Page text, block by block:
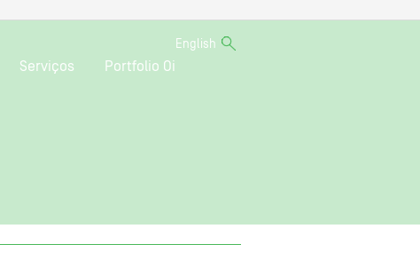
English
Serviços Portfolio Oi